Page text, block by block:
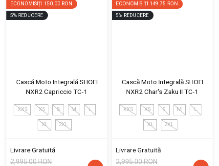
ECONOMISIȚI 150.00 RON
5% REDUCERE
Cască Moto Integrală SHOEI
NXR2 Capriccio TC-1
XXS XS S M L
XL 2XL
Livrare Gratuită
2,995.00 RON
ECONOMISIȚI 149.75 RON
5% REDUCERE
Cască Moto Integrală SHOEI
NXR2 Char's Zaku II TC-1
XXS XS S M L
XL 2XL
Livrare Gratuită
2,995.00 RON